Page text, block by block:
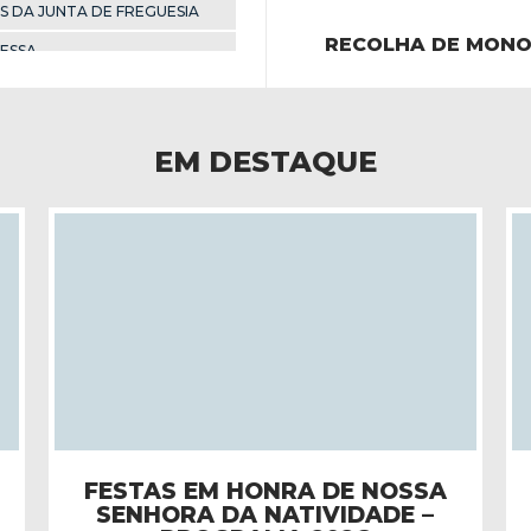
DA JUNTA DE FREGUESIA
RECOLHA DE
EM DESTAQUE
FESTA EM HONRA DE NOSSA
SENHORA DA NATIVIDADE